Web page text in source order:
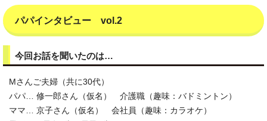
パパインタビュー vol.2
今回お話を聞いたのは…
Mさんご夫婦（共に30代）
パパ… 修一郎さん（仮名） 介護職（趣味：バドミントン）
ママ… 京子さん（仮名） 会社員（趣味：カラオケ）